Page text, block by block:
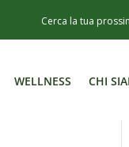
WELLNESS CHI
WELLNESS CHI